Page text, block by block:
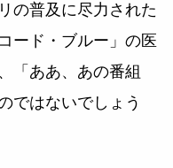
の普及に尽力された
ード・ブルー」の医
「ああ、あの番組
ではないでしょう